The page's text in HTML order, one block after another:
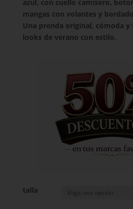
azul, con cuello camisero,
mangas con volantes y
Una prenda original, cómoda y
looks de verano con estilo.
talla